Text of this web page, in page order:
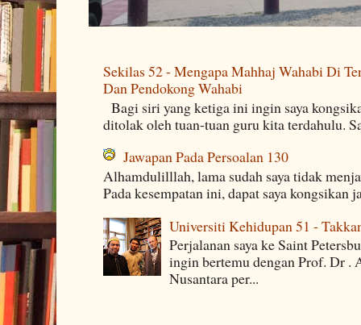
Sekilas 52 - Mengapa Mahhaj Wahabi Di
Dan Pendokong Wahabi
Bagi siri yang ketiga ini ingin saya
ditolak oleh tuan-tuan guru kita terdahulu.
Jawapan Pada Persoalan 130
Alhamdulilllah, lama sudah saya tidak
Pada kesempatan ini, dapat saya kongsikan
Universiti Kehidupan 51 -
Perjalanan saya ke Saint
ingin bertemu dengan Prof. Dr
Nusantara per...